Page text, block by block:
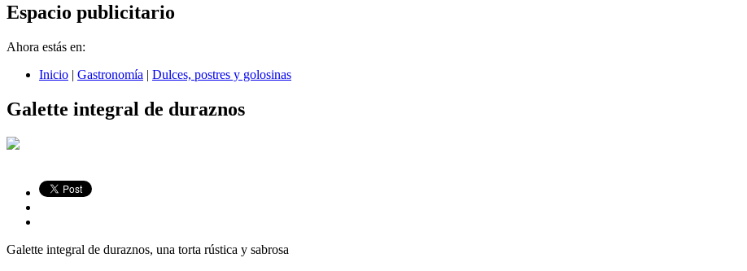
Espacio publicitario
Ahora estás en:
Inicio | Gastronomía | Dulces, postres y golosinas
Galette integral de duraznos
Galette integral de duraznos, una torta rústica y sabrosa